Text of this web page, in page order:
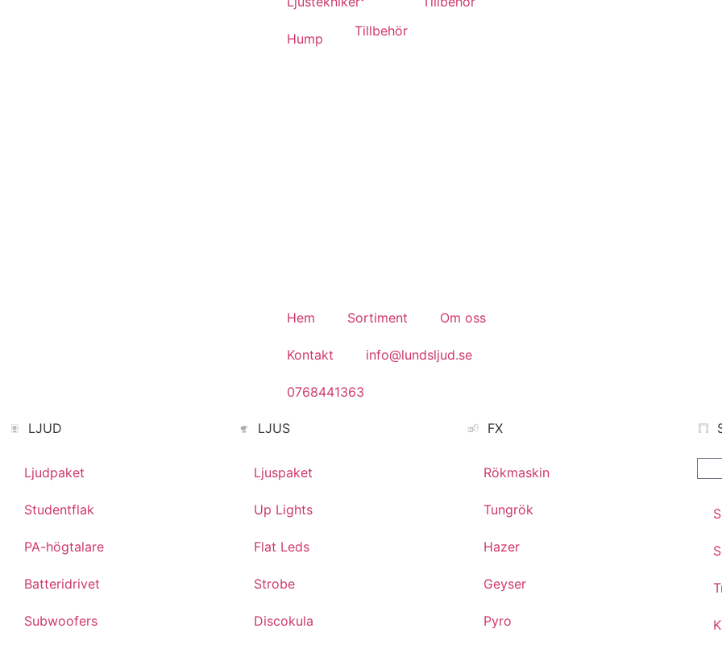
Hump Tillbehör
Hem Sortiment Om oss
Kontakt info@lundsljud.se
0768441363
LJUD
Ljudpaket
Studentflak
PA-högtalare
Batteridrivet
Subwoofers
LJUS
Ljuspaket
Up Lights
Flat Leds
Strobe
Discokula
FX
Rökmaskin
Tungrök
Hazer
Geyser
Pyro